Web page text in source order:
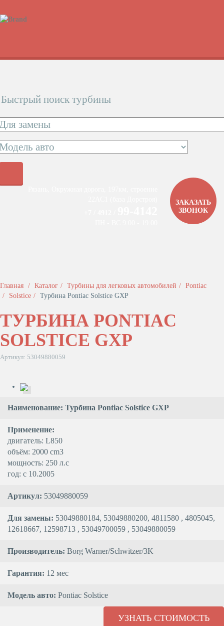
Быстрый поиск турбины
ЗАКАЗАТЬ
ЗВОНОК
Главная Каталог Турбины для легковых автомобилей
Pontiac
Solstice
Турбина Pontiac Solstice GXP
ТУРБИНА PONTIAC
SOLSTICE GXP
Артикул: 53049880059
Наименование: Турбина Pontiac Solstice GXP
Применение:
двигатель: L850
объём: 2000 cm3
мощность: 250 л.с
год: с 10.2005
Артикул: 53049880059
Для замены: 53049880184, 53049880200, 4811580 , 4805045,
12618667, 12598713 , 53049700059 , 53049880059
Производитель: Borg Warner/Schwitzer/3K
Гарантия: 12 мес
Модель авто: Pontiac Solstice
УЗНАТЬ СТОИМОСТЬ